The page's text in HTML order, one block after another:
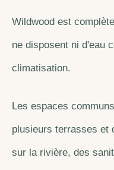
Wildwood est
ne disposent ni d'eau
climatisation.
Les espaces
plusieurs terrasses et
sur la rivière, des